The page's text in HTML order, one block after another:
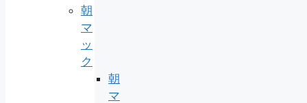
朝
マ
ッ
ク
朝
マ